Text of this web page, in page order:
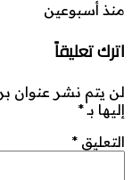
منذ أسبوعين
اترك تعليقاً
لن يتم نشر عنوان
إليها بـ*
التعليق *